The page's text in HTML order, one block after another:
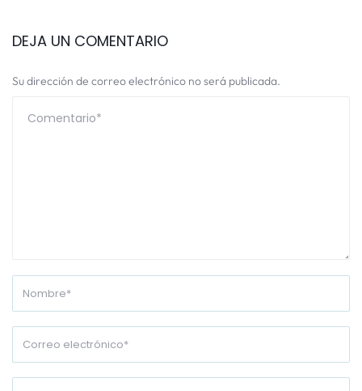
DEJA UN COMENTARIO
Su dirección de correo electrónico no será publicada.